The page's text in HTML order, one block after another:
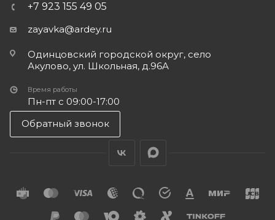
+7 923 155 49 05
zayavka@ardey.ru
Одинцовский городской округ, село
Акулово, ул. Школьная, д.96А
Время работы
Пн-пт с 09:00-17:00
Обратный звонок